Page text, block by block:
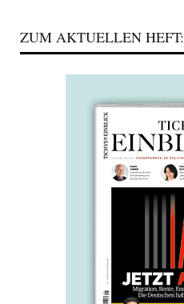
ZUM AKTUELLEN HEFT: